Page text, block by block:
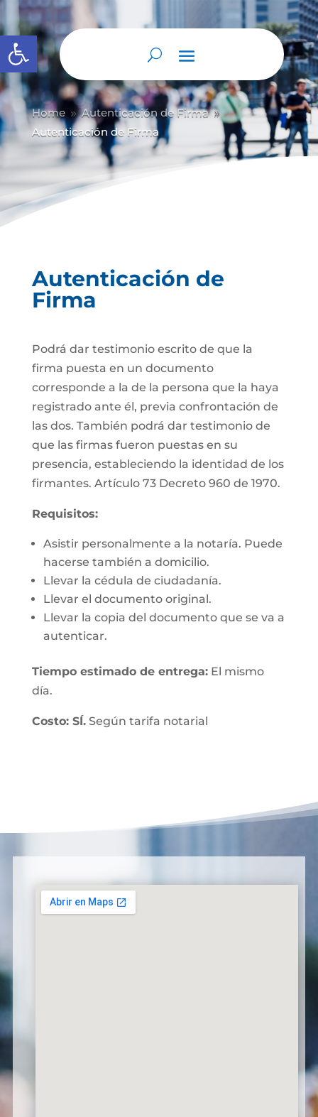
Abrir barra de herramientas
Home 9 Autenticación de Firma 9
Autenticación de Firma
Autenticación de
Firma
Podrá dar testimonio escrito de que la
firma puesta en un documento
corresponde a la de la persona que la haya
registrado ante él, previa confrontación de
las dos. También podrá dar testimonio de
que las firmas fueron puestas en su
presencia, estableciendo la identidad de los
firmantes. Artículo 73 Decreto 960 de 1970.
Requisitos:
Asistir personalmente a la notaría. Puede
hacerse también a domicilio.
Llevar la cédula de ciudadanía.
Llevar el documento original.
Llevar la copia del documento que se va a
autenticar.
Tiempo estimado de entrega:El mismo
día.
Costo: SÍ.Según tarifa notarial